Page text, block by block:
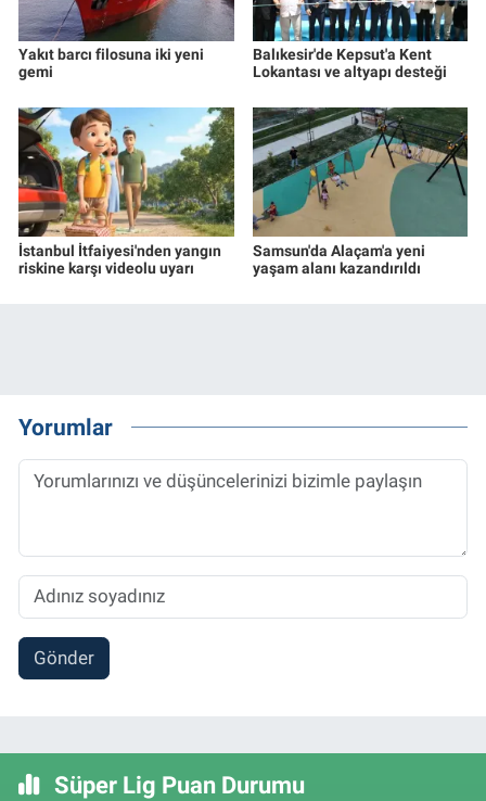
Yakıt barcı filosuna iki yeni
gemi
Balıkesir'de Kepsut'a Kent
Lokantası ve altyapı desteği
İstanbul İtfaiyesi'nden yangın
riskine karşı videolu uyarı
Samsun'da Alaçam'a yeni
yaşam alanı kazandırıldı
Yorumlar
Gönder
Süper Lig Puan Durumu